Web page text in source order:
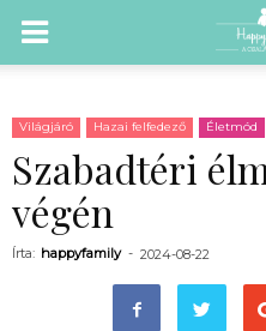
Világjáró Hazai felfedező Életmód
Szabadtéri
végén
Írta: happyfamily - 2024-08-22